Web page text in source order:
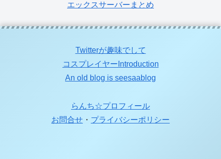
エックスサーバーまとめ
Twitterが趣味でして
コスプレイヤーIntroduction
An old blog is seesaablog
らんち☆プロフィール
お問合せ ・ プライバシーポリシー